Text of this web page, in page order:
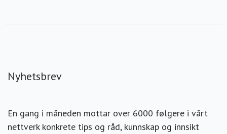
Nyhetsbrev
En gang i måneden mottar over 6000 følgere i vårt
nettverk konkrete tips og råd, kunnskap og innsikt